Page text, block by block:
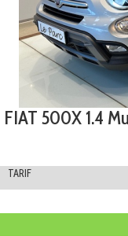
FIAT 500X 1.4
TARIF